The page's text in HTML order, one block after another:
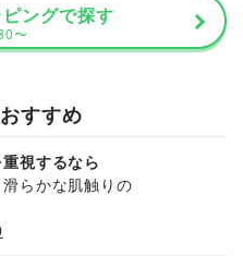
ングで探す
〜
すすめ
視するなら
らかな肌触りの